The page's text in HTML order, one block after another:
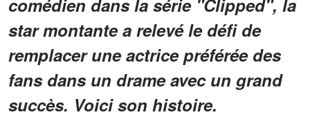
star montante a relevé le défi de
remplacer une actrice préférée des
fans dans un drame avec un grand
succès. Voici son histoire.